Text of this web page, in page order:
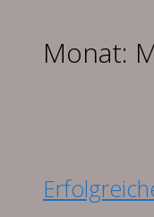
Monat: